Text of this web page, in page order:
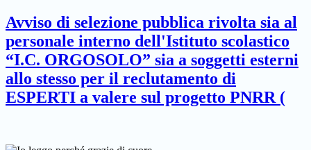
Avviso di selezione pubblica rivolta sia al
personale interno dell'Istituto scolastico
“I.C. ORGOSOLO” sia a soggetti esterni
allo stesso per il reclutamento di
ESPERTI a valere sul progetto PNRR (